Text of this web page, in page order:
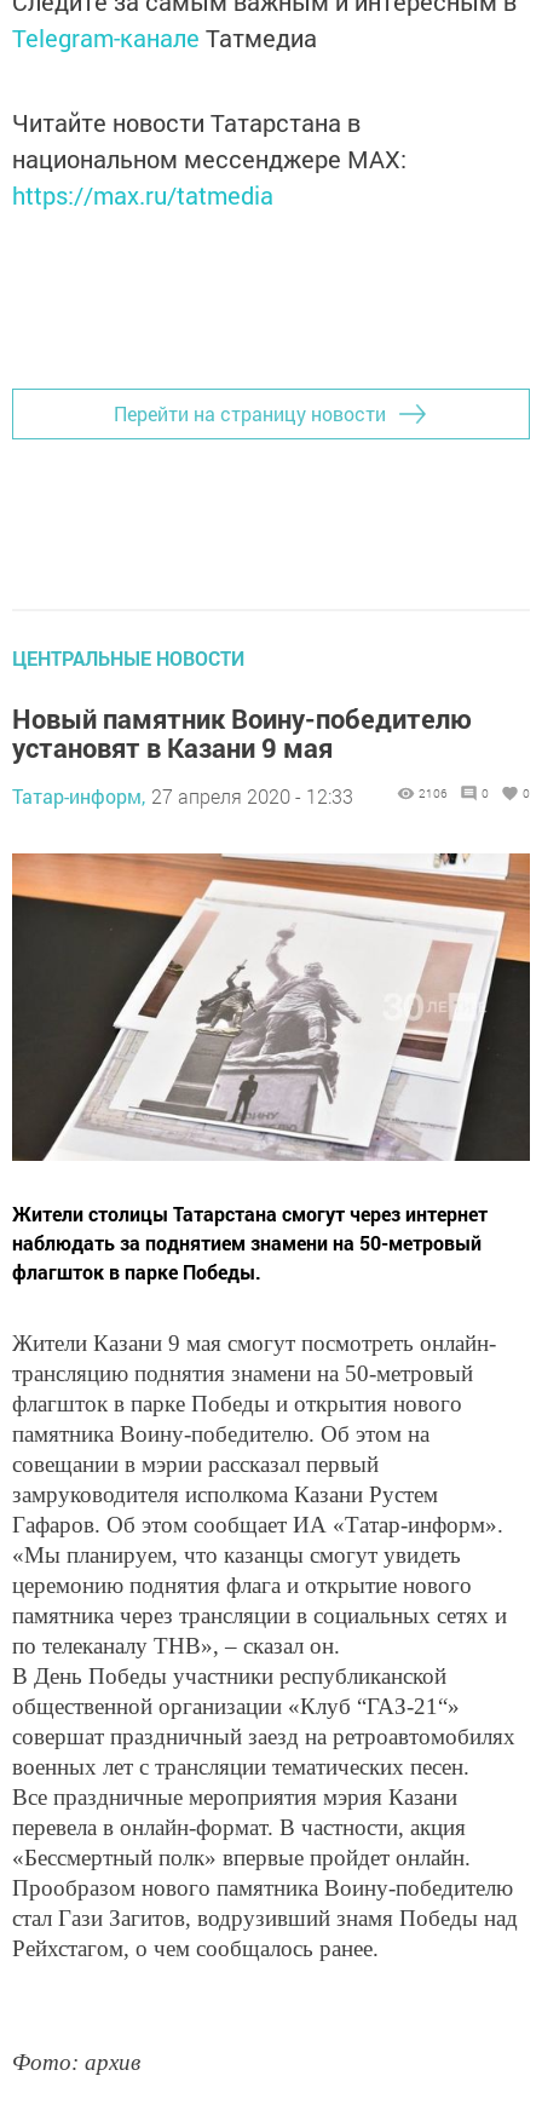
Telegram-канале Татмедиа
Читайте новости Татарстана в
национальном мессенджере MАХ:
https://max.ru/tatmedia
Перейти на страницу новости
ЦЕНТРАЛЬНЫЕ НОВОСТИ
Новый памятник Воину-победителю
установят в Казани 9 мая
Татар-информ, 27 апреля 2020 - 12:33 2106 0 0
Жители столицы Татарстана смогут через интернет
наблюдать за поднятием знамени на 50-метровый
флагшток в парке Победы.
Жители Казани 9 мая смогут посмотреть онлайн-
трансляцию поднятия знамени на 50-метровый
флагшток в парке Победы и открытия нового
памятника Воину-победителю. Об этом на
совещании в мэрии рассказал первый
замруководителя исполкома Казани Рустем
Гафаров. Об этом сообщает ИА «Татар-информ».
«Мы планируем, что казанцы смогут увидеть
церемонию поднятия флага и открытие нового
памятника через трансляции в социальных сетях и
по телеканалу ТНВ», – сказал он.
В День Победы участники республиканской
общественной организации «Клуб “ГАЗ-21“»
совершат праздничный заезд на ретроавтомобилях
военных лет с трансляции тематических песен.
Все праздничные мероприятия мэрия Казани
перевела в онлайн-формат. В частности, акция
«Бессмертный полк» впервые пройдет онлайн.
Прообразом нового памятника Воину-победителю
стал Гази Загитов, водрузивший знамя Победы над
Рейхстагом, о чем сообщалось ранее.
Фото: архив